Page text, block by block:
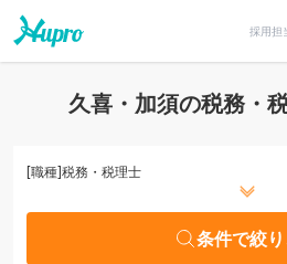
採用担
久喜・加須の税務・
[職種]税務・税理士
条件で絞